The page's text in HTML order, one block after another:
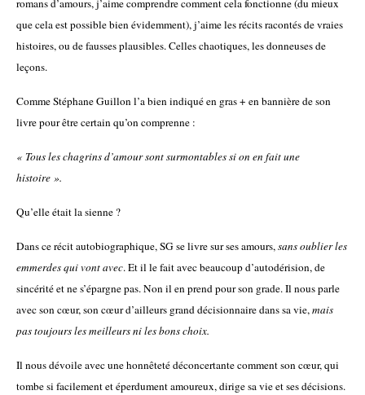
romans d’amours, j’aime comprendre comment cela fonctionne (du mieux
que cela est possible bien évidemment), j’aime les récits racontés de vraies
histoires, ou de fausses plausibles. Celles chaotiques, les donneuses de
leçons.
Comme Stéphane Guillon l’a bien indiqué en gras + en bannière de son
livre pour être certain qu’on comprenne :
« Tous les chagrins d’amour sont surmontables si on en fait une
histoire ».
Qu’elle était la sienne ?
Dans ce récit autobiographique, SG se livre sur ses amours,sans oublier les
emmerdes qui vont avec. Et il le fait avec beaucoup d’autodérision, de
sincérité et ne s’épargne pas. Non il en prend pour son grade. Il nous parle
avec son cœur, son cœur d’ailleurs grand décisionnaire dans sa vie,mais
pas toujours les meilleurs ni les bons choix.
Il nous dévoile avec une honnêteté déconcertante comment son cœur, qui
tombe si facilement et éperdument amoureux, dirige sa vie et ses décisions.